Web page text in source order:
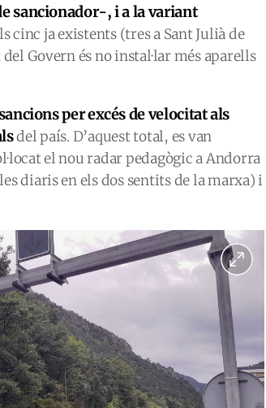
sancionador-, i a la variant
cinc ja existents (tres a Sant Julià de
Govern és no instal·lar més aparells
per excés de velocitat als
del país. D’aquest total, es van
el nou radar pedagògic a Andorra
diaris en els dos sentits de la marxa) i